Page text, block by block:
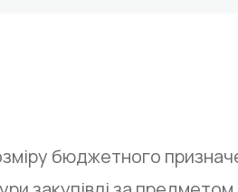
бюджетного